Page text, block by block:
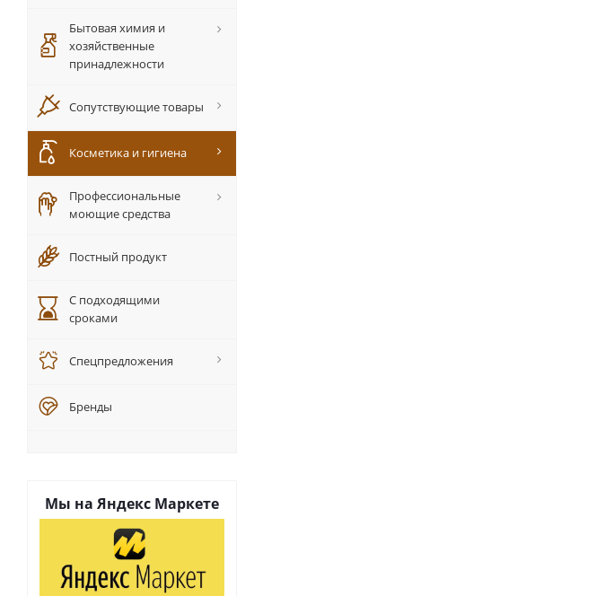
Бытовая химия и
хозяйственные
принадлежности
Сопутствующие товары
Косметика и гигиена
Профессиональные
моющие средства
Постный продукт
С подходящими
сроками
Спецпредложения
Бренды
Мы на Яндекс Маркете